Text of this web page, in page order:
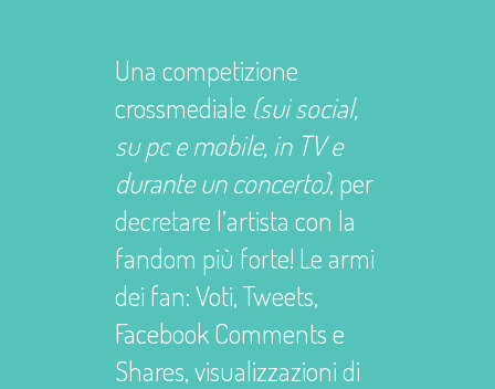
Una competizione
crossmediale (sui social,
su pc e mobile, in TV e
durante un concerto), per
decretare l’artista con la
fandom più forte! Le armi
dei fan: Voti, Tweets,
Facebook Comments e
Shares, visualizzazioni di